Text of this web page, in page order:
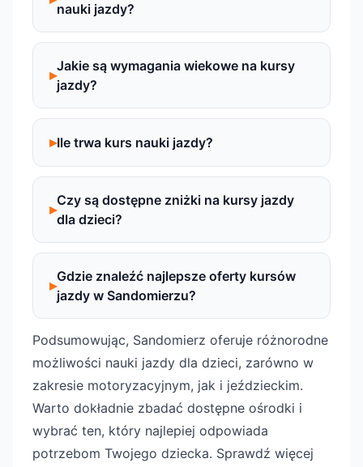
nauki jazdy?
Jakie są wymagania wiekowe na kursy
jazdy?
Ile trwa kurs nauki jazdy?
Czy są dostępne zniżki na kursy jazdy
dla dzieci?
Gdzie znaleźć najlepsze oferty kursów
jazdy w Sandomierzu?
Podsumowując, Sandomierz oferuje różnorodne
możliwości nauki jazdy dla dzieci, zarówno w
zakresie motoryzacyjnym, jak i jeździeckim.
Warto dokładnie zbadać dostępne ośrodki i
wybrać ten, który najlepiej odpowiada
potrzebom Twojego dziecka. Sprawdź więcej